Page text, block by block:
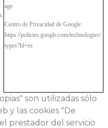
age
Centro de Privacidad de Google:
https://policies.google.com/technologies/
types?hl=es
son utilizadas sólo
y las cookies "De
prestador del servicio